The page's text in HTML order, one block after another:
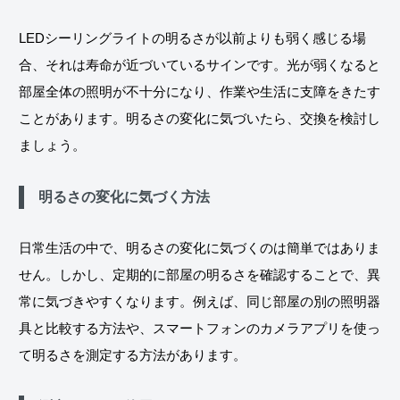
LEDシーリングライトの明るさが以前よりも弱く感じる場
合、それは寿命が近づいているサインです。光が弱くなると
部屋全体の照明が不十分になり、作業や生活に支障をきたす
ことがあります。明るさの変化に気づいたら、交換を検討し
ましょう。
明るさの変化に気づく方法
日常生活の中で、明るさの変化に気づくのは簡単ではありま
せん。しかし、定期的に部屋の明るさを確認することで、異
常に気づきやすくなります。例えば、同じ部屋の別の照明器
具と比較する方法や、スマートフォンのカメラアプリを使っ
て明るさを測定する方法があります。